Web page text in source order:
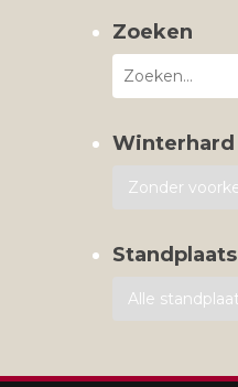
Zoeken
Winterhard
Standplaats